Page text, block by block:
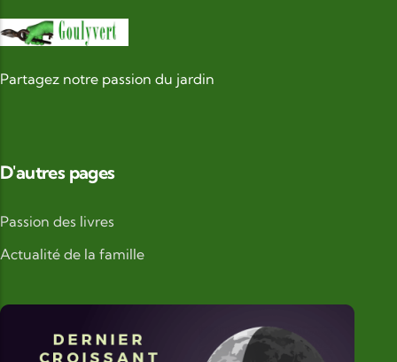
Partagez notre passion du jardin
D'autres pages
Passion des livres
Actualité de la famille